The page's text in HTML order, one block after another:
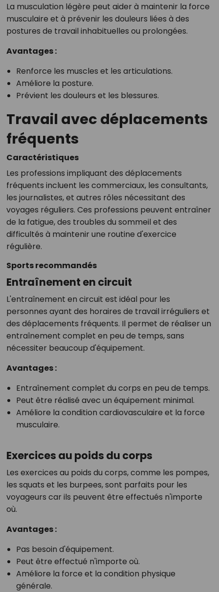
La musculation légère peut aider à maintenir la force
musculaire et à prévenir les douleurs liées à des
postures de travail inhabituelles ou prolongées.
Avantages :
Renforce les muscles et les articulations.
Améliore la posture.
Prévient les douleurs et les blessures.
Travail avec déplacements
fréquents
Caractéristiques
Les professions impliquant des déplacements
fréquents incluent les commerciaux, les consultants,
les journalistes, et autres rôles nécessitant des
voyages réguliers. Ces professions peuvent entraîner
de la fatigue, des troubles du sommeil et des
difficultés à maintenir une routine d'exercice
régulière.
Sports recommandés
Entraînement en circuit
L'entraînement en circuit est idéal pour les
personnes ayant des horaires de travail irréguliers et
des déplacements fréquents. Il permet de réaliser un
entraînement complet en peu de temps, sans
nécessiter beaucoup d'équipement.
Avantages :
Entraînement complet du corps en peu de temps.
Peut être réalisé avec un équipement minimal.
Améliore la condition cardiovasculaire et la force
musculaire.
Exercices au poids du corps
Les exercices au poids du corps, comme les pompes,
les squats et les burpees, sont parfaits pour les
voyageurs car ils peuvent être effectués n'importe
où.
Avantages :
Pas besoin d'équipement.
Peut être effectué n'importe où.
Améliore la force et la condition physique
générale.